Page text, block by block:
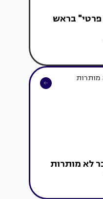
18: "בית פרטי" בראש
לא מותרות